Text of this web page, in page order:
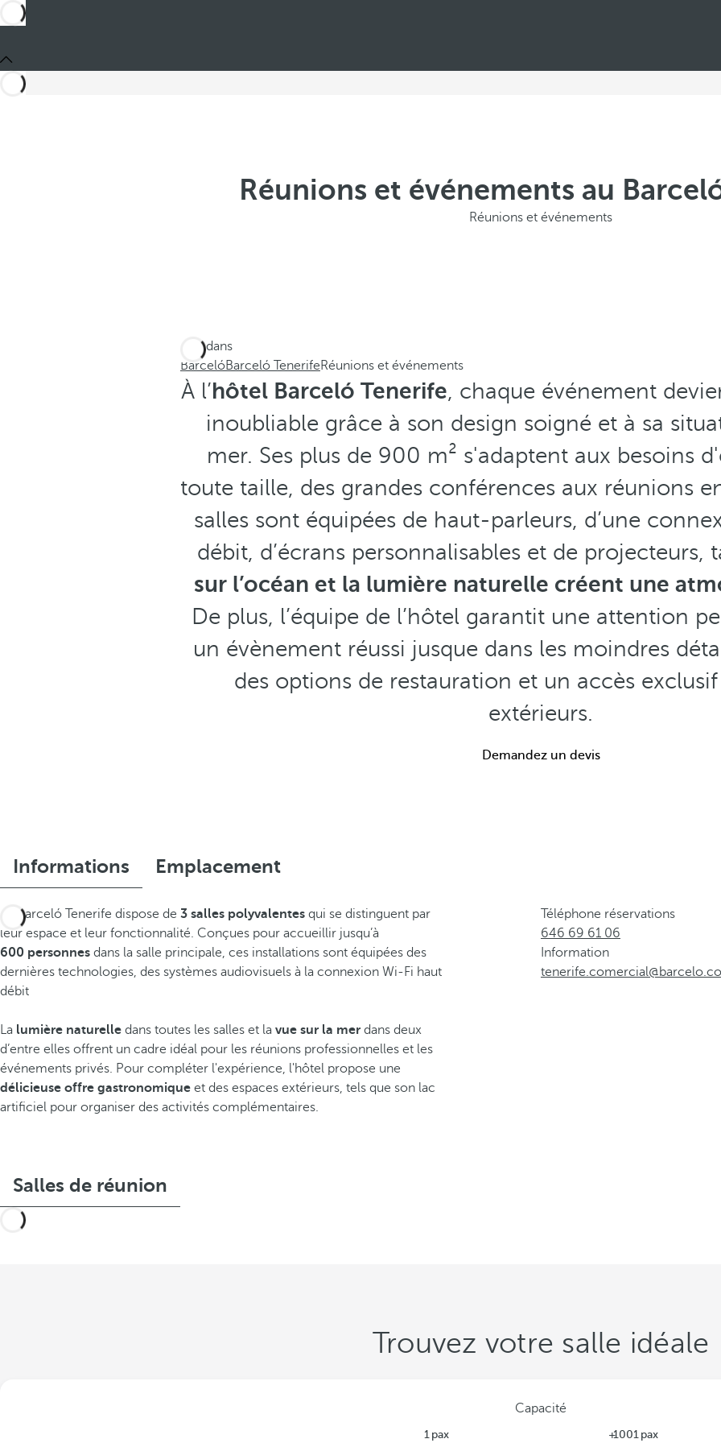
Réunions et événements au
Réunions et événements
Ces dans
BarcelóBarceló TenerifeRéunions et événements
À l’hôtel Barceló Tenerife, chaque événement
inoubliable grâce à son design soigné et à sa
mer. Ses plus de 900 m² s'adaptent aux besoins
toute taille, des grandes conférences aux réunions
salles sont équipées de haut-parleurs, d’une
débit, d’écrans personnalisables et de projecteurs,
sur l’océan et la lumière naturelle créent une
De plus, l’équipe de l’hôtel garantit une attention
un évènement réussi jusque dans les moindres
des options de restauration et un accès
extérieurs.
Demandez un devis
Informations Emplacement
Le Barceló Tenerife dispose de 3 salles polyvalentes qui se distinguent par
leur espace et leur fonctionnalité. Conçues pour accueillir jusqu’à
600 personnes dans la salle principale, ces installations sont équipées des
dernières technologies, des systèmes audiovisuels à la connexion Wi-Fi haut
débit
La lumière naturelle dans toutes les salles et la vue sur la mer dans deux
d’entre elles offrent un cadre idéal pour les réunions professionnelles et les
événements privés. Pour compléter l'expérience, l'hôtel propose une
délicieuse offre gastronomique et des espaces extérieurs, tels que son lac
artificiel pour organiser des activités complémentaires.
Téléphone réservations
646 69 61 06
Information
Salles de réunion
Trouvez votre salle idéale
Capacité